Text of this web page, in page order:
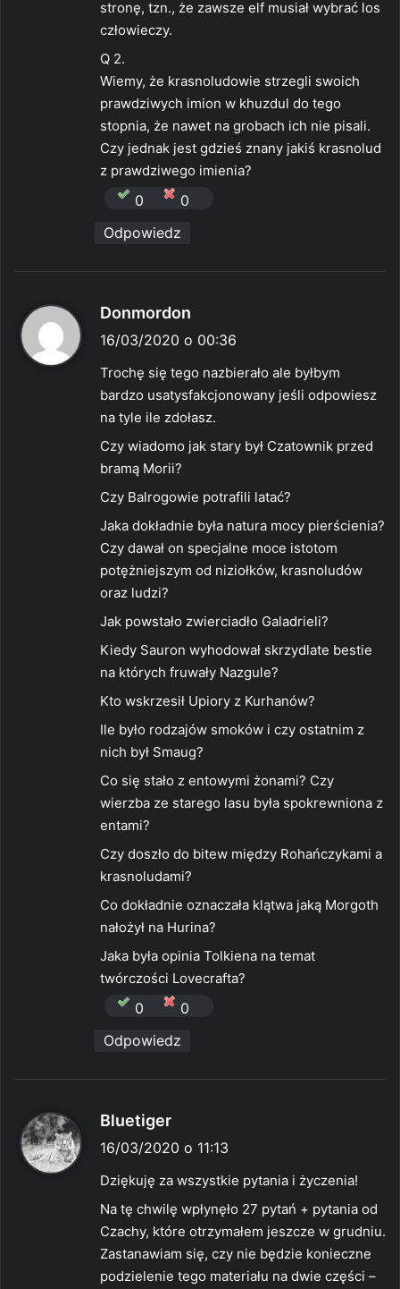
stronę, tzn., że zawsze elf musiał wybrać los
człowieczy.
Q 2.
Wiemy, że krasnoludowie strzegli swoich
prawdziwych imion w khuzdul do tego
stopnia, że nawet na grobach ich nie pisali.
Czy jednak jest gdzieś znany jakiś krasnolud
z prawdziwego imienia?
0
0
Odpowiedz
Donmordon
i
z
e
16/03/2020 o 00:36
Trochę się tego nazbierało ale byłbym
bardzo usatysfakcjonowany jeśli odpowiesz
na tyle ile zdołasz.
Czy wiadomo jak stary był Czatownik przed
bramą Morii?
Czy Balrogowie potrafili latać?
Jaka dokładnie była natura mocy pierścienia?
Czy dawał on specjalne moce istotom
potężniejszym od niziołków, krasnoludów
oraz ludzi?
Jak powstało zwierciadło Galadrieli?
Kiedy Sauron wyhodował skrzydlate bestie
na których fruwały Nazgule?
Kto wskrzesił Upiory z Kurhanów?
Ile było rodzajów smoków i czy ostatnim z
nich był Smaug?
Co się stało z entowymi żonami? Czy
wierzba ze starego lasu była spokrewniona z
entami?
Czy doszło do bitew między Rohańczykami a
krasnoludami?
Co dokładnie oznaczała klątwa jaką Morgoth
nałożył na Hurina?
Jaka była opinia Tolkiena na temat
twórczości Lovecrafta?
0
0
Odpowiedz
Bluetiger
i
e
16/03/2020 o 11:13
Dziękuję za wszystkie pytania i życzenia!
Na tę chwilę wpłynęło 27 pytań + pytania od
Czachy, które otrzymałem jeszcze w grudniu.
Zastanawiam się, czy nie będzie konieczne
podzielenie tego materiału na dwie części –